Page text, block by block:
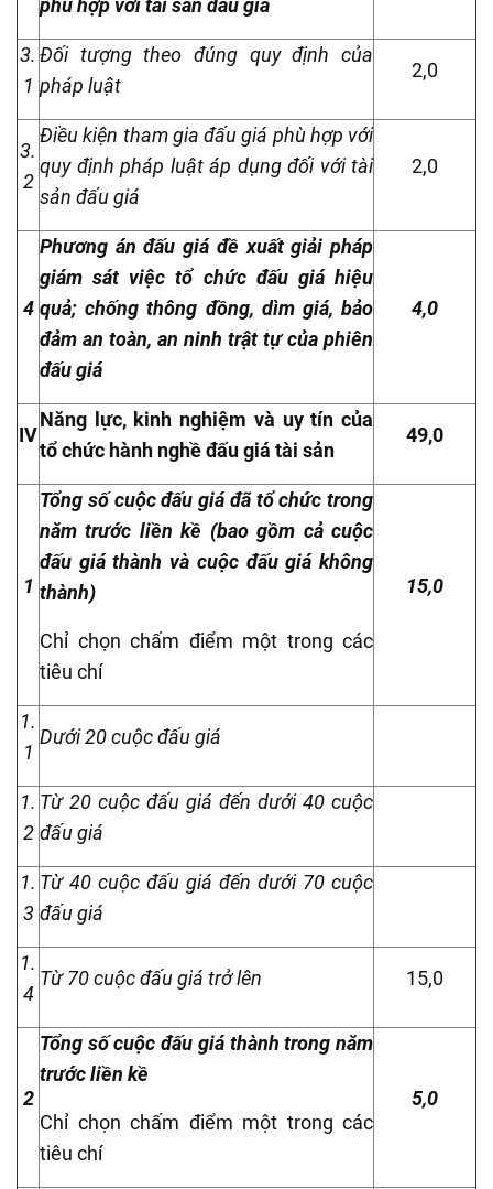
3.
1
Đối tượng theo đúng quy định của
pháp luật
2,0
3.
2
Điều kiện tham gia đấu giá phù hợp với
quy định pháp luật áp dụng đối với tài
sản đấu giá
2,0
4
Phương án đấu giá đề xuất giải pháp
giám sát việc tổ chức đấu giá hiệu
quả; chống thông đồng, dìm giá, bảo
đảm an toàn, an ninh trật tự của phiên
đấu giá
4,0
IV
Năng lực, kinh nghiệm và uy tín của
tổ chức hành nghề đấu giá tài sản
49,0
1
Tổng số cuộc đấu giá đã tổ chức trong
năm trước liền kề (bao gồm cả cuộc
đấu giá thành và cuộc đấu giá không
thành)
Chỉ chọn chấm điểm một trong các
tiêu chí
15,0
1.
1
Dưới 20 cuộc đấu giá
1.
2
Từ 20 cuộc đấu giá đến dưới 40 cuộc
đấu giá
1.
3
Từ 40 cuộc đấu giá đến dưới 70 cuộc
đấu giá
1.
4
Từ 70 cuộc đấu giá trở lên 15,0
2
Tổng số cuộc đấu giá thành trong năm
trước liền kề
Chỉ chọn chấm điểm một trong các
tiêu chí
5,0